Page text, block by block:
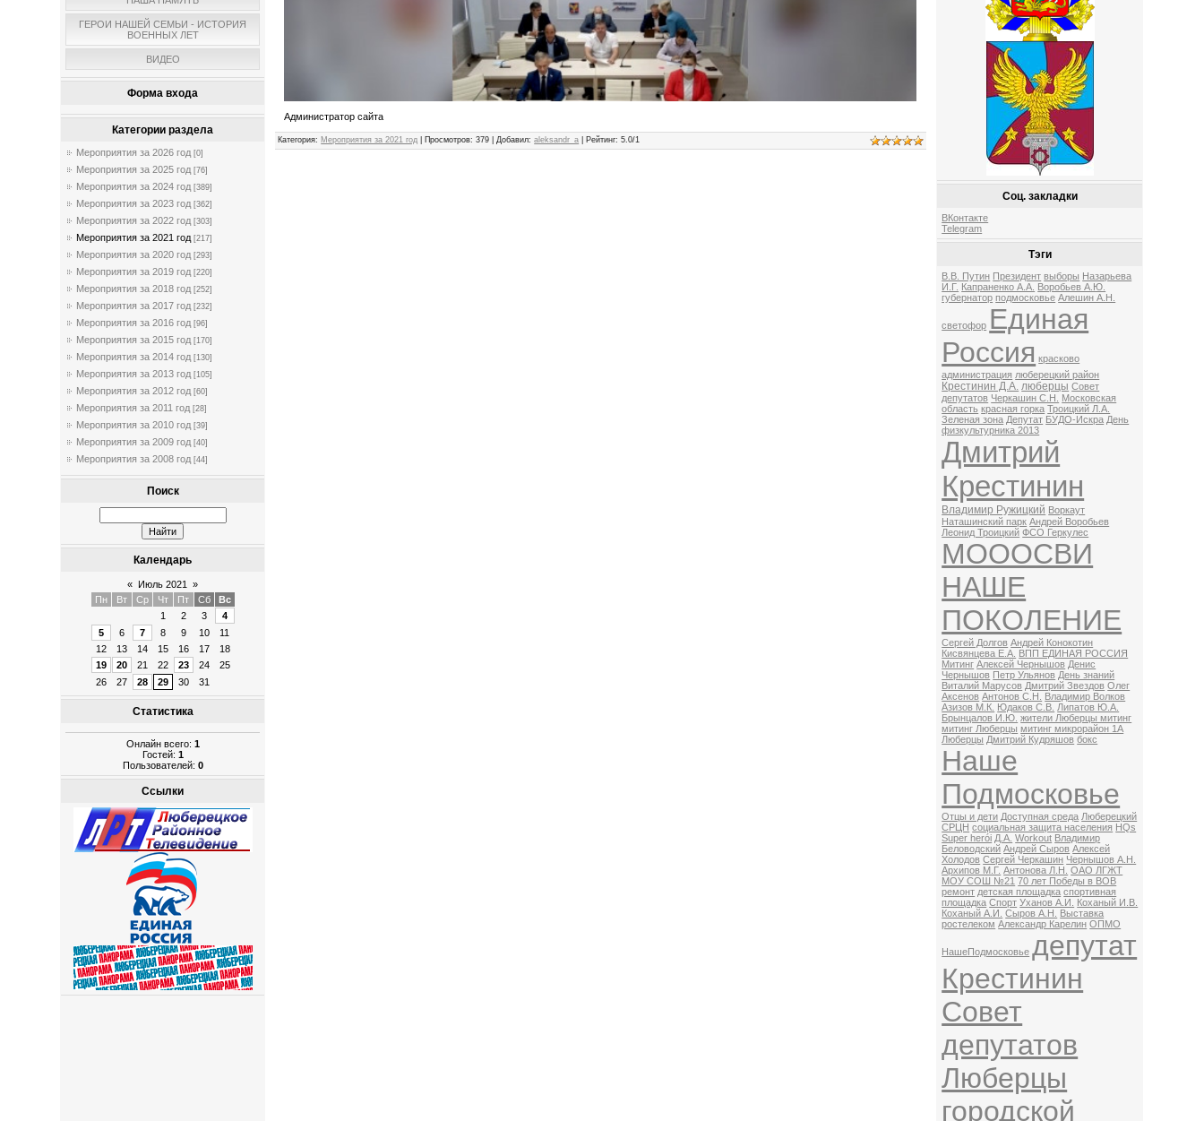
ГЕРОИ НАШЕЙ СЕМЬИ - ИСТОРИЯ
ВОЕННЫХ ЛЕТ
ВИДЕО
Форма входа
Категории раздела
Мероприятия за 2026 год [0]
Мероприятия за 2025 год [76]
Мероприятия за 2024 год [389]
Мероприятия за 2023 год [362]
Мероприятия за 2022 год [303]
Мероприятия за 2021 год [217]
Мероприятия за 2020 год [293]
Мероприятия за 2019 год [220]
Мероприятия за 2018 год [252]
Мероприятия за 2017 год [232]
Мероприятия за 2016 год [96]
Мероприятия за 2015 год [170]
Мероприятия за 2014 год [130]
Мероприятия за 2013 год [105]
Мероприятия за 2012 год [60]
Мероприятия за 2011 год [28]
Мероприятия за 2010 год [39]
Мероприятия за 2009 год [40]
Мероприятия за 2008 год [44]
Поиск
Календарь
« Июль 2021
»
Пн
Вт Ср Чт Пт Сб
Вс
1
2 3
4
5
6 7 8 9 10
11
12
13 14 15 16 17
18
19
20 21 22 23 24
25
26
27 28 29 30 31
Статистика
Онлайн всего: 1
Гостей: 1
Пользователей: 0
Ссылки
Администратор сайта
Категория: Мероприятия за 2021 год Просмотров: 379 | Добавил:aleksandr_a Рейтинг:5.0/1
Соц. закладки
ВКонтакте
Telegram
Тэги
В.В. Путин Президент выборы Назарьева
И.Г. Капраненко А.А. Воробьев А.Ю.
губернатор подмосковье Алешин А.Н.
светофор Единая
Россия красково
администрация люберецкий район
Крестинин Д.А. люберцы Совет
депутатов Черкашин С.Н.
Московская
область красная горка Троицкий Л.А.
Зеленая зона Депутат БУДО-Искра День
физкультурника 2013
Дмитрий
Крестинин
Владимир Ружицкий Воркаут
Наташинский парк Андрей Воробьев
Леонид Троицкий ФСО Геркулес
МОООСВИ
НАШЕ
ПОКОЛЕНИЕ
Сергей Долгов Андрей Конокотин
Кисвянцева Е.А. ВПП ЕДИНАЯ РОССИЯ
Митинг Алексей Чернышов Денис
Чернышов Петр Ульянов День знаний
Виталий Марусов Дмитрий Звездов Олег
Аксенов Антонов С.Н.
Владимир Волков
Азизов М.К. Юдаков С.В. Липатов Ю.А.
Брынцалов И.Ю. жители Люберцы митинг
митинг Люберцы митинг микрорайон 1А
Люберцы Дмитрий Кудряшов бокс
Наше
Подмосковье
Отцы и дети Доступная среда Люберецкий
СРЦН социальная защита населения HQs
Super herói Д.А. Workout Владимир
Беловодский Андрей Сыров Алексей
Холодов Сергей Черкашин Чернышов А.Н.
Архипов М.Г. Антонова Л.Н.
ОАО ЛГЖТ
МОУ СОШ №21 70 лет Победы в ВОВ
ремонт детская площадка спортивная
площадка Спорт Уханов А.И.
Коханый И.В.
Коханый А.И.
Сыров А.Н.
Выставка
ростелеком Александр Карелин ОПМО
НашеПодмосковье депутат
Крестинин
Совет
депутатов
Люберцы
городской